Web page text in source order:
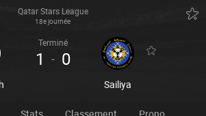
Qatar Stars League
18e journée
Terminé
1 - 0
Sailiya